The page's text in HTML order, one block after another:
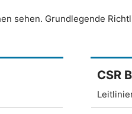
sehen. Grundlegende
CSR